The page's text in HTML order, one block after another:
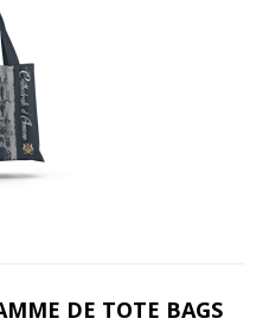
DE TOTE BAGS